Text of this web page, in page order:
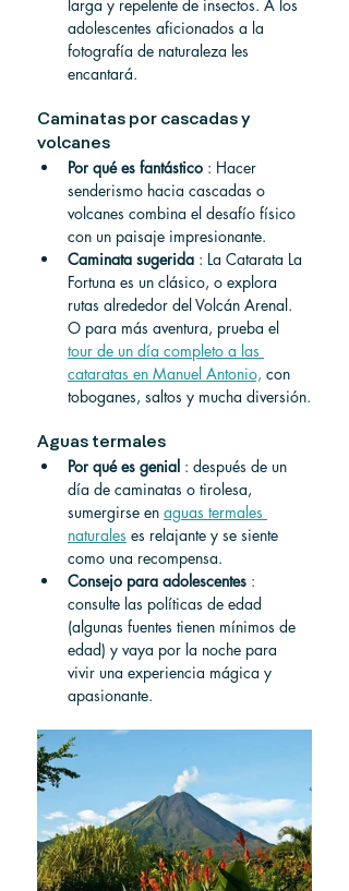
larga y repelente de insectos. A los
adolescentes aficionados a la
fotografía de naturaleza les
encantará.
Caminatas por cascadas y
volcanes
Por qué es fantástico : Hacer
senderismo hacia cascadas o
volcanes combina el desafío físico
con un paisaje impresionante.
Caminata sugerida : La Catarata La
Fortuna es un clásico, o explora
rutas alrededor del Volcán Arenal.
O para más aventura, prueba el
tour de un día completo a las
cataratas en Manuel Antonio, con
toboganes, saltos y mucha diversión.
Aguas termales
Por qué es genial : después de un
día de caminatas o tirolesa,
sumergirse en aguas termales
naturales es relajante y se siente
como una recompensa.
Consejo para adolescentes :
consulte las políticas de edad
(algunas fuentes tienen mínimos de
edad) y vaya por la noche para
vivir una experiencia mágica y
apasionante.